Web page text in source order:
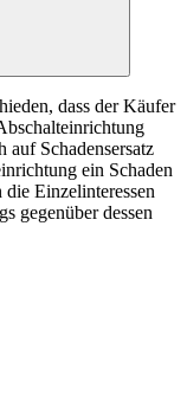
dass der Käufer
auf Schadensersatz
ein Schaden
Einzelinteressen
gegenüber dessen